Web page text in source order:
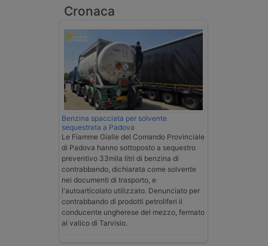
Cronaca
Benzina spacciata per solvente
sequestrata a Padova
Le Fiamme Gialle del Comando Provinciale
di Padova hanno sottoposto a sequestro
preventivo 33mila litri di benzina di
contrabbando, dichiarata come solvente
nei documenti di trasporto, e
l'autoarticolato utilizzato. Denunciato per
contrabbando di prodotti petroliferi il
conducente ungherese del mezzo, fermato
al valico di Tarvisio.